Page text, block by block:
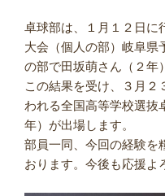
卓球部は、１月１２日に
大会（個人の部）岐阜県
の部で田坂萌さん（２年
この結果を受け、３月２
われる全国高等学校選抜
年）が出場します。
部員一同、今回の経験を
おります。今後も応援よ